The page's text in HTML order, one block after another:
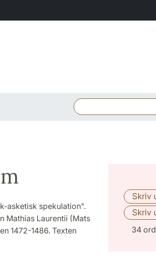
asketisk spekulation".
Mathias Laurentii (Mats
1472-1486. Texten
34 ord